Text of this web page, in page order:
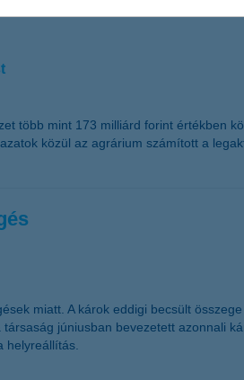
több mint 173 milliárd forint értékben
közül az agrárium számított a
miatt. A károk eddigi becsült
júniusban bevezetett azonnali
helyreállítás.